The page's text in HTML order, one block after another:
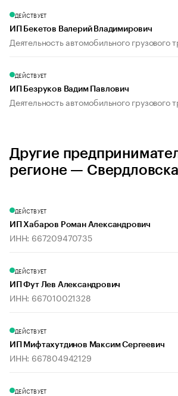
ДЕЙСТВУЕТ
ИП Бекетов Валерий Владимирович
Деятельность автомобильного грузового
ДЕЙСТВУЕТ
ИП Безруков Вадим Павлович
Деятельность автомобильного грузового
Другие
регионе —
ДЕЙСТВУЕТ
ИП Хабаров Роман Александрович
ИНН: 667209470735
ДЕЙСТВУЕТ
ИП Фут Лев Александрович
ИНН: 667010021328
ДЕЙСТВУЕТ
ИП Мифтахутдинов Максим Сергеевич
ИНН: 667804942129
ДЕЙСТВУЕТ